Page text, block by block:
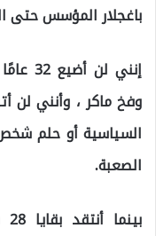
باغجلار المؤسس حتى
إنني
وفخ ماكر ، وأنني لن
السياسية أو حلم
الصعبة.